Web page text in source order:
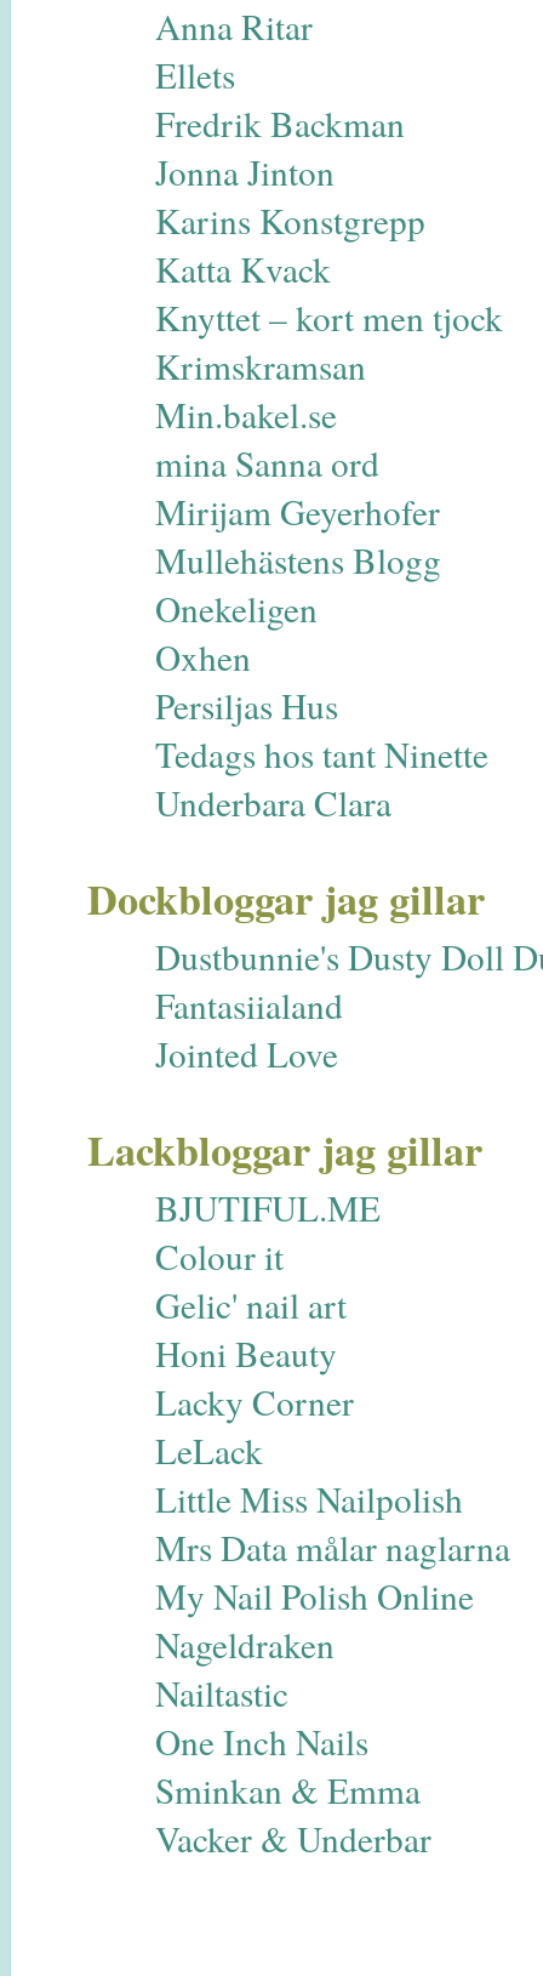
Anna Ritar
Ellets
Fredrik Backman
Jonna Jinton
Karins Konstgrepp
Katta Kvack
Knyttet – kort men tjock
Krimskramsan
Min.bakel.se
mina Sanna ord
Mirijam Geyerhofer
Mullehästens Blogg
Onekeligen
Oxhen
Persiljas Hus
Tedags hos tant Ninette
Underbara Clara
Dockbloggar jag gillar
Dustbunnie's Dusty Doll
Fantasiialand
Jointed Love
Lackbloggar jag gillar
BJUTIFUL.ME
Colour it
Gelic' nail art
Honi Beauty
Lacky Corner
LeLack
Little Miss Nailpolish
Mrs Data målar naglarna
My Nail Polish Online
Nageldraken
Nailtastic
One Inch Nails
Sminkan & Emma
Vacker & Underbar